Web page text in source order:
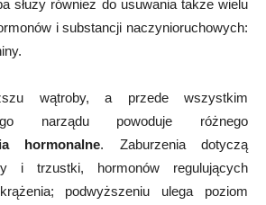
służy również do usuwania także wielu
i substancji naczynioruchowych:
wątroby, a przede wszystkim
narządu powoduje różnego
hormonalne. Zaburzenia dotyczą
i trzustki, hormonów regulujących
podwyższeniu ulega poziom